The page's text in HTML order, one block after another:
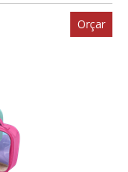
Orçar